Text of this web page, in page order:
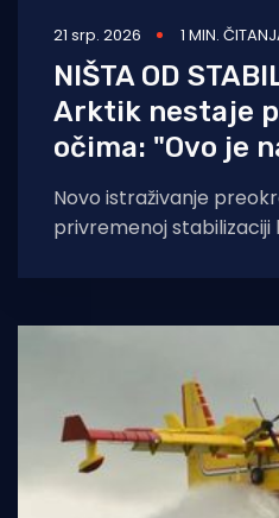
21 srp. 2026 1 MIN.
NIŠTA OD
Arktik nestaje
očima: "Ovo je
Novo istraživanje
privremenoj
objavljeno prošlog ljeta,